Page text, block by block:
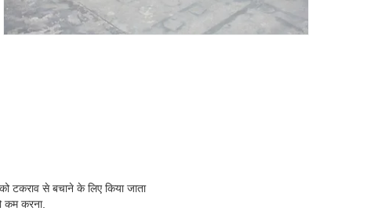
टकराव से बचाने के लिए किया जाता
कम करना.